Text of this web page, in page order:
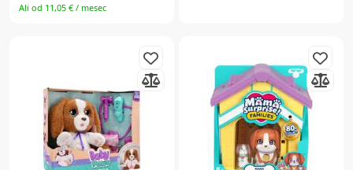
Ali od 11,05 € / mesec